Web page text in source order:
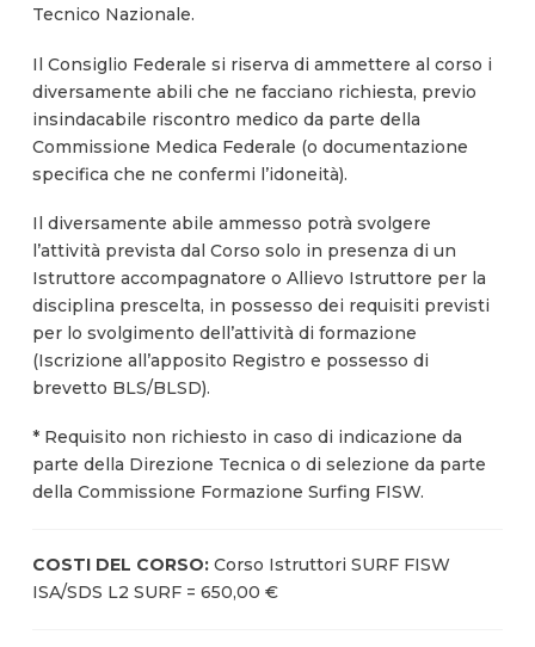
Tecnico Nazionale.
Il Consiglio Federale si riserva di ammettere al corso i
diversamente abili che ne facciano richiesta, previo
insindacabile riscontro medico da parte della
Commissione Medica Federale (o documentazione
specifica che ne confermi l’idoneità).
Il diversamente abile ammesso potrà svolgere
l’attività prevista dal Corso solo in presenza di un
Istruttore accompagnatore o Allievo Istruttore per la
disciplina prescelta, in possesso dei requisiti previsti
per lo svolgimento dell’attività di formazione
(Iscrizione all’apposito Registro e possesso di
brevetto BLS/BLSD).
* Requisito non richiesto in caso di indicazione da
parte della Direzione Tecnica o di selezione da parte
della Commissione Formazione Surfing FISW.
COSTI DEL CORSO:Corso Istruttori SURF FISW
ISA/SDS L2 SURF = 650,00 €